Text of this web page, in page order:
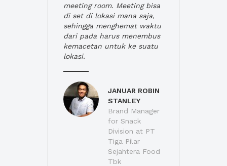
meeting room. Meeting bisa
di set di lokasi mana saja,
sehingga menghemat waktu
dari pada harus menembus
kemacetan untuk ke suatu
lokasi.
JANUAR ROBIN
STANLEY
Brand Manager
for Snack
Division at PT
Tiga Pilar
Sejahtera Food
Tbk